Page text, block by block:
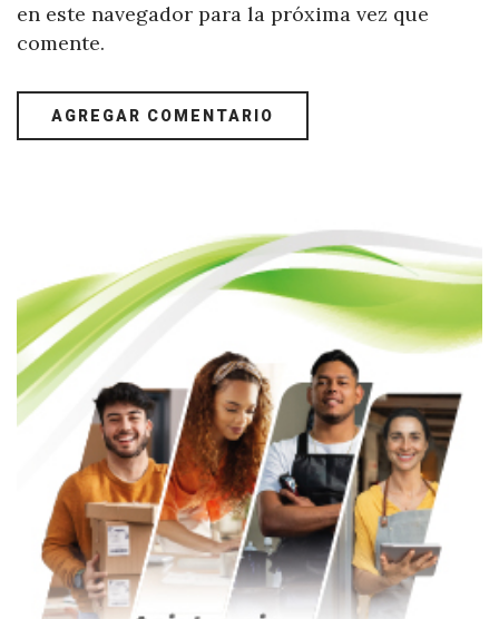
en este navegador para la próxima vez que
comente.